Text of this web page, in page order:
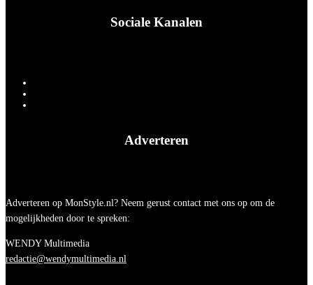
Sociale Kanalen
Adverteren
Adverteren op MonStyle.nl? Neem gerust contact met ons op om de
mogelijkheden door te spreken:
WENDY Multimedia
redactie@wendymultimedia.nl